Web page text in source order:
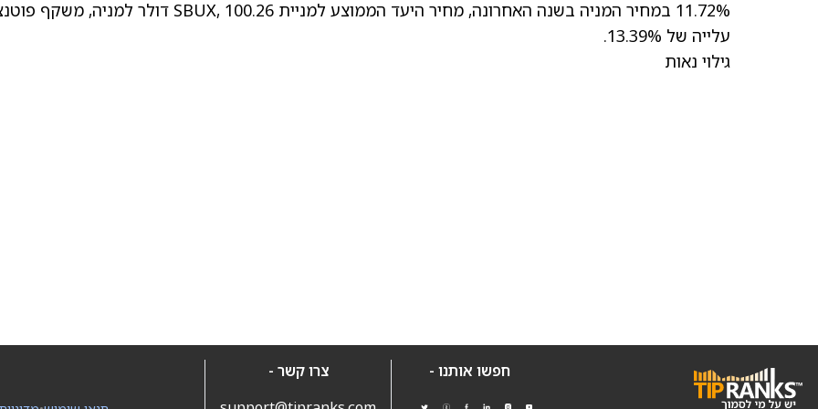
11.72% במחיר המניה בשנה האחרונה, מחיר היעד הממוצע למניית SBUX
, 100.26 דולר למניה, משקף
עלייה של 13.39%.
גילוי נאות
חפשו אותנו -
צרו קשר -